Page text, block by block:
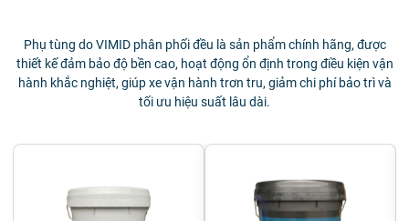
Phụ tùng do VIMID phân phối đều là sản phẩm chính hãng, được
thiết kế đảm bảo độ bền cao, hoạt động ổn định trong điều kiện vận
hành khắc nghiệt, giúp xe vận hành trơn tru, giảm chi phí bảo trì và
tối ưu hiệu suất lâu dài.